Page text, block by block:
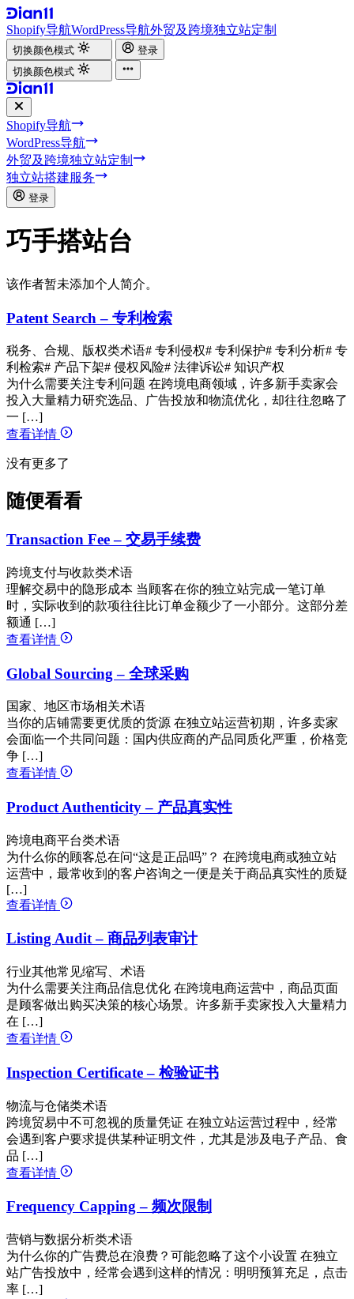
Shopify导航WordPress导航外贸及跨境独立站定制
切换颜色模式
登录
切换颜色模式
Shopify导航
WordPress导航
外贸及跨境独立站定制
独立站搭建服务
登录
巧手搭站台
该作者暂未添加个人简介。
Patent Search – 专利检索
税务、合规、版权类术语# 专利侵权# 专利保护# 专利分析# 专
利检索# 产品下架# 侵权风险# 法律诉讼# 知识产权
为什么需要关注专利问题 在跨境电商领域，许多新手卖家会
投入大量精力研究选品、广告投放和物流优化，却往往忽略了
一 […]
查看详情
没有更多了
随便看看
Transaction Fee – 交易手续费
跨境支付与收款类术语
理解交易中的隐形成本 当顾客在你的独立站完成一笔订单
时，实际收到的款项往往比订单金额少了一小部分。这部分差
额通 […]
查看详情
Global Sourcing – 全球采购
国家、地区市场相关术语
当你的店铺需要更优质的货源 在独立站运营初期，许多卖家
会面临一个共同问题：国内供应商的产品同质化严重，价格竞
争 […]
查看详情
Product Authenticity – 产品真实性
跨境电商平台类术语
为什么你的顾客总在问“这是正品吗”？ 在跨境电商或独立站
运营中，最常收到的客户咨询之一便是关于商品真实性的质疑
[…]
查看详情
Listing Audit – 商品列表审计
行业其他常见缩写、术语
为什么需要关注商品信息优化 在跨境电商运营中，商品页面
是顾客做出购买决策的核心场景。许多新手卖家投入大量精力
在 […]
查看详情
Inspection Certificate – 检验证书
物流与仓储类术语
跨境贸易中不可忽视的质量凭证 在独立站运营过程中，经常
会遇到客户要求提供某种证明文件，尤其是涉及电子产品、食
品 […]
查看详情
Frequency Capping – 频次限制
营销与数据分析类术语
为什么你的广告费总在浪费？可能忽略了这个小设置 在独立
站广告投放中，经常会遇到这样的情况：明明预算充足，点击
率 […]